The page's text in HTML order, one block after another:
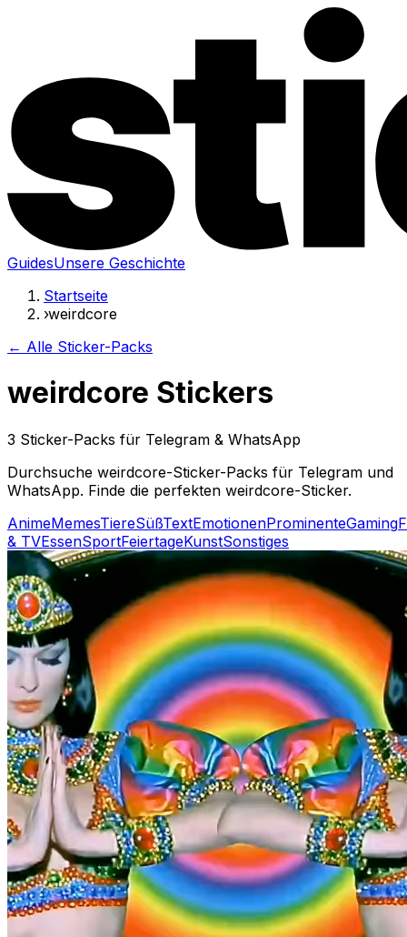
GuidesUnsere Geschichte
Startseite
›weirdcore
← Alle Sticker-Packs
weirdcore Stickers
3 Sticker-Packs für Telegram & WhatsApp
Durchsuche weirdcore-Sticker-Packs für Telegram und
WhatsApp. Finde die perfekten weirdcore-Sticker.
AnimeMemesTiereSüßTextEmotionenProminenteGaming
& TVEssenSportFeiertageKunstSonstiges